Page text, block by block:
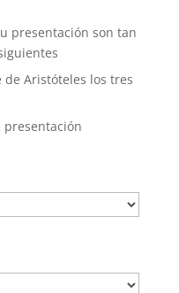
presentación son tan
de Aristóteles los tres
presentación